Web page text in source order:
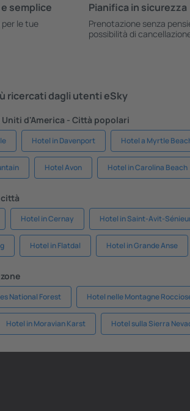
semplice
le tue
Pianifica in sicurezza
Prenotazione senza
possibilità di
ricercati dagli utenti eSky
d'America - Città popolari
Hotel in Davenport Hotel a Myrtle
Hotel Avon Hotel in Carolina Beach
Hotel in Cernay Hotel in Saint-Avit-
Hotel in Flatdal Hotel in Grande Anse
National Forest Hotel nelle Montagne
Hotel in Moravian Karst Hotel sulla Sierra